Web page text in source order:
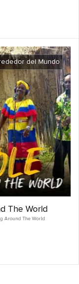
del Mundo
The World
Around The World